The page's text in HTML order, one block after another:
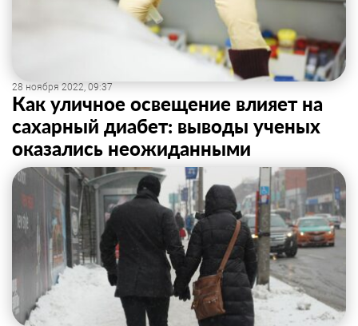
28 ноября 2022, 09:37
Как уличное освещение влияет на
сахарный диабет: выводы ученых
оказались неожиданными